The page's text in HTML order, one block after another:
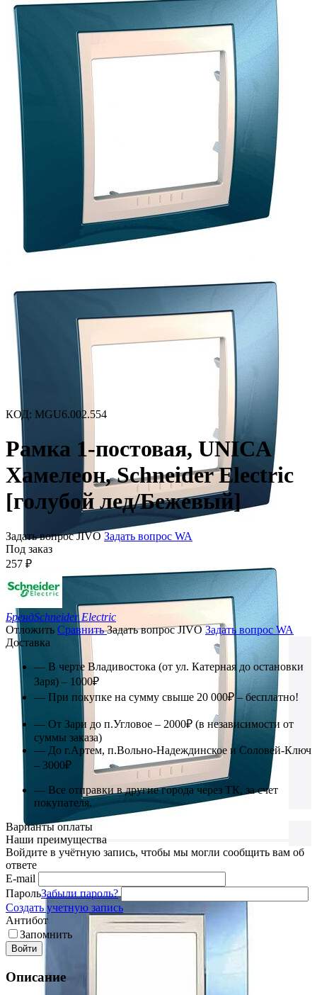
КОД: MGU6.002.554
Рамка 1-постовая, UNICA
Хамелеон, Schneider Electric
[голубой лед/Бежевый]
Задать вопрос JIVO Задать вопрос WA
Под заказ
257 ₽
БрендSchneider Electric
Отложить СравнитьЗадать вопрос JIVO Задать вопрос WA
Доставка
— В черте Владивостока (от ул. Катерная до остановки
Заря) – 1000₽
— При покупке на сумму свыше 20 000₽ – бесплатно!
— От Зари до п.Угловое – 2000₽ (в независимости от
суммы заказа)
— До г.Артем, п.Вольно-Надеждинское и Соловей-Ключ
– 3000₽
— Все отправки в другие города через ТК, за счет
покупателя.
Варианты оплаты
Наши преимущества
Войдите в учётную запись, чтобы мы могли сообщить вам об
ответе
E-mail
ПарольЗабыли пароль?
Создать учетную запись
Антибот
Запомнить
Войти
Описание